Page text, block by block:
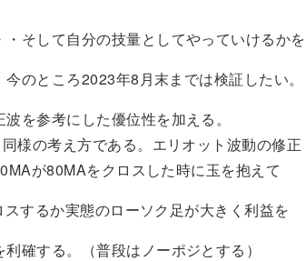
そして自分の技量としてやっていけるかを
ところ2023年8月末までは検証したい。
を参考にした優位性を加える。
の考え方である。エリオット波動の修正
が80MAをクロスした時に玉を抱えて
るか実態のローソク足が大きく利益を
する。（普段はノーポジとする）